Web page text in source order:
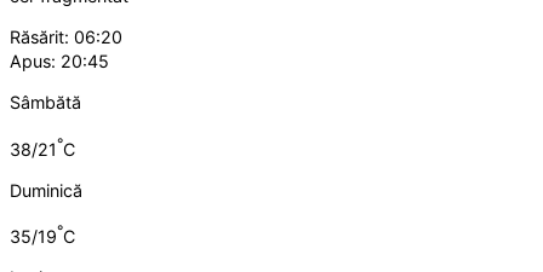
Răsărit: 06:20
Apus: 20:45
Sâmbătă
38/21°C
Duminică
35/19°C